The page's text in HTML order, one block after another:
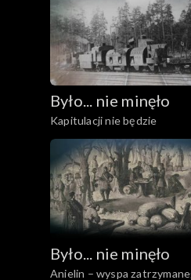
Było... nie minęło
Kapitulacji nie będzie
Było... nie minęło
Anielin – wyspa